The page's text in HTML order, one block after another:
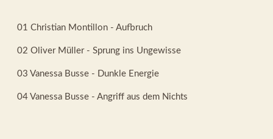
01 Christian Montillon - Aufbruch
02 Oliver Müller - Sprung ins Ungewisse
03 Vanessa Busse - Dunkle Energie
04 Vanessa Busse - Angriff aus dem Nichts